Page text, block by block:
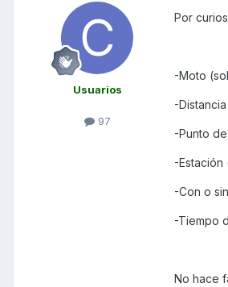
Usuarios
97
Por
-Moto
-
-Punto
-
-Con o
-Tiempo
No hace